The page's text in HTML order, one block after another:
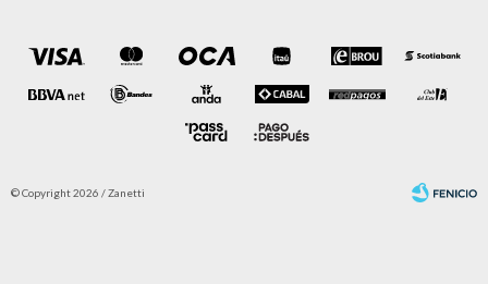
© Copyright 2026 / Zanetti